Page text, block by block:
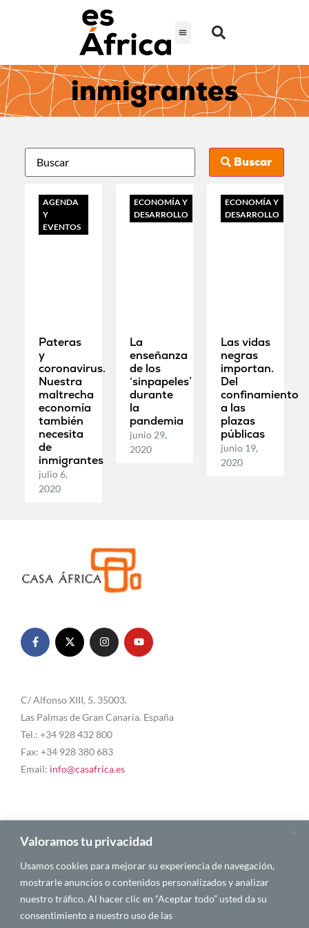
Valoramos tu privacidad
Usamos cookies para mejorar su experiencia de navegación,
mostrarle anuncios o contenidos personalizados y analizar
nuestro tráfico. Al hacer clic en “Aceptar todo” usted da su
consentimiento a nuestro uso de las
inmigrantes
Buscar
AGENDA
Y
EVENTOS
Pateras
y
coronavirus.
Nuestra
maltrecha
economía
también
necesita
de
inmigrantes
julio 6,
2020
ECONOMÍA Y
DESARROLLO
La
enseñanza
de los
‘sinpapeles’
durante
la
pandemia
junio 29,
2020
ECONOMÍA Y
DESARROLLO
Las vidas
negras
importan.
Del
confinamiento
a las
plazas
públicas
junio 19,
2020
C/ Alfonso XIII, 5. 35003.
Las Palmas de Gran Canaria. España
Tel.: +34 928 432 800
Fax: +34 928 380 683
Email: info@casafrica.es
Blog
Quiénes somos
Autores